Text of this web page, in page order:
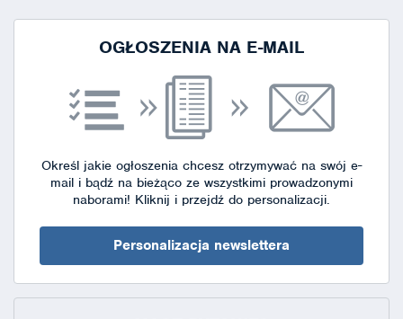
OGŁOSZENIA NA E-MAIL
Określ jakie ogłoszenia chcesz otrzymywać na swój e-
mail i bądź na bieżąco ze wszystkimi prowadzonymi
naborami! Kliknij i przejdź do personalizacji.
Personalizacja newslettera